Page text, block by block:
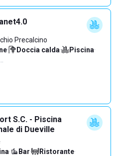
Precalcino
· Doccia calda· Piscina·
S.C. - Piscina
di Dueville
· Bar· Ristorante·